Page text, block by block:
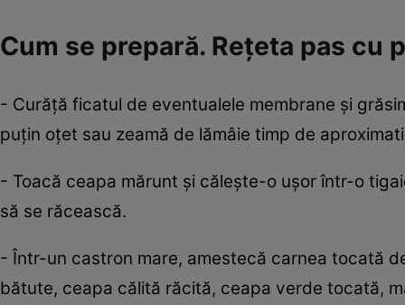
Cum se prepară. Rețeta pas cu
- Curăță ficatul de eventualele membrane și
puțin oțet sau zeamă de lămâie timp de
- Toacă ceapa mărunt și călește-o ușor într-o
să se răcească.
- Într-un castron mare, amestecă carnea tocată
bătute, ceapa călită răcită, ceapa verde tocată,